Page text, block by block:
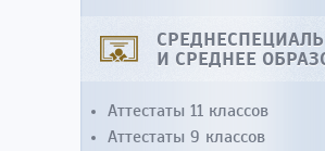
И СРЕДНЕЕ
Аттестаты 11 классов
Аттестаты 9 классов